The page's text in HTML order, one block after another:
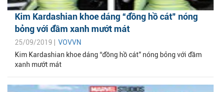
Kim Kardashian khoe dáng “đồng hồ cát” nóng
bỏng với đầm xanh mướt mát
25/09/2019 | VOVVN
Kim Kardashian khoe dáng “đồng hồ cát” nóng bỏng với đầm
xanh mướt mát